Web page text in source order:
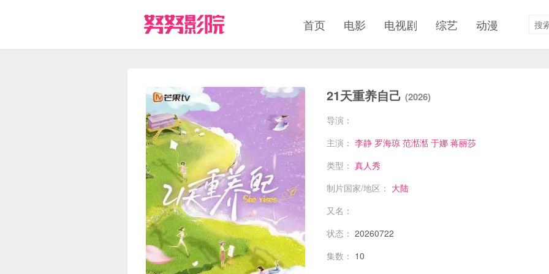
首页 电影 电视剧 综艺 动漫
21天重养自己 (2026)
导演：
主演： 李静 罗海琼 范湉湉 于娜 蒋丽莎
类型： 真人秀
制片国家/地区： 大陆
又名：
状态： 20260722
集数： 10